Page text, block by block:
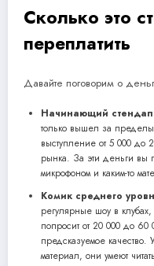
Сколько это
переплатить
Давайте поговорим о
Начинающий
только вышел за пределы
выступление от 5 000 до
рынка. За эти деньги вы
микрофоном и каким-то
Комик среднего
регулярные шоу в
попросит от 20 000 до
предсказуемое качество.
материал, они умеют